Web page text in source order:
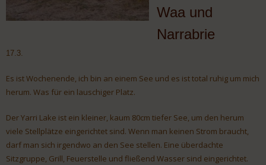
Waa und
Narrabrie
17.3.
Es ist Wochenende, ich bin an einem See und es ist total ruhig um mich
herum. Was für ein lauschiger Platz.
Der Yarri Lake ist ein kleiner, kaum 80cm tiefer See, um den herum
viele Stellplätze eingerichtet sind. Wenn man keinen Strom braucht,
darf man sich irgendwo an den See stellen. Eine überdachte
Sitzgruppe, Grill, Feuerstelle und fließend Wasser sind eingerichtet.